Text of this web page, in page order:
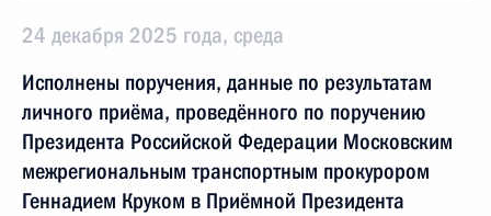
24 декабря 2025 года, среда
Исполнены поручения, данные по результатам
личного приёма, проведённого по поручению
Президента Российской Федерации Московским
межрегиональным транспортным прокурором
Геннадием Круком в Приёмной Президента